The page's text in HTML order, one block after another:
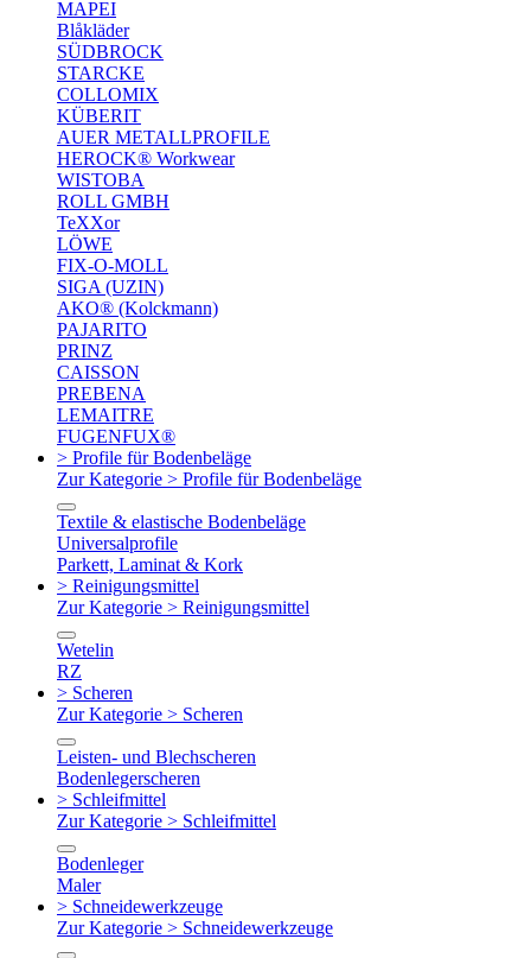
MAPEI
Blåkläder
SÜDBROCK
STARCKE
COLLOMIX
KÜBERIT
AUER METALLPROFILE
HEROCK® Workwear
WISTOBA
ROLL GMBH
TeXXor
LÖWE
FIX-O-MOLL
SIGA (UZIN)
AKO® (Kolckmann)
PAJARITO
PRINZ
CAISSON
PREBENA
LEMAITRE
FUGENFUX®
> Profile für Bodenbeläge
Zur Kategorie > Profile für Bodenbeläge
Textile & elastische Bodenbeläge
Universalprofile
Parkett, Laminat & Kork
> Reinigungsmittel
Zur Kategorie > Reinigungsmittel
Wetelin
RZ
> Scheren
Zur Kategorie > Scheren
Leisten- und Blechscheren
Bodenlegerscheren
> Schleifmittel
Zur Kategorie > Schleifmittel
Bodenleger
Maler
> Schneidewerkzeuge
Zur Kategorie > Schneidewerkzeuge